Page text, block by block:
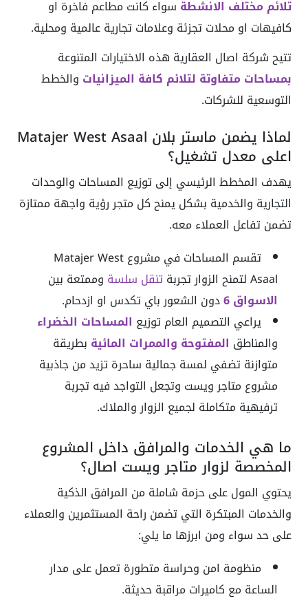
تلائم مختلف الانشطة سواء كانت مطاعم فاخرة او
كافيهات او محلات تجزئة وعلامات تجارية عالمية ومحلية.
تتيح شركة اصال العقارية هذه الاختيارات المتنوعة
بمساحات متفاوتة لتلائم كافة الميزانيات والخطط
التوسعية للشركات.
لماذا يضمن ماستر بلان Matajer West Asaal
اعلى معدل تشغيل؟
يهدف المخطط الرئيسي إلى توزيع المساحات والوحدات
التجارية والخدمية بشكل يمنح كل متجر رؤية واجهة ممتازة
تضمن تفاعل العملاء معه.
تقسم المساحات في مشروع Matajer West
Asaal لتمنح الزوار تجربة
تنقل سلسة وممتعة بين
الاسواق 6
دون الشعور باي تكدس او ازدحام.
يراعي التصميم العام توزيع المساحات الخضراء
والمناطق المفتوحة والممرات المائية بطريقة
متوازنة تضفي لمسة جمالية ساحرة تزيد من جاذبية
مشروع متاجر ويست وتجعل التواجد فيه تجربة
ترفيهية متكاملة لجميع الزوار والملاك.
ما هي الخدمات والمرافق داخل المشروع
المخصصة لزوار متاجر ويست اصال؟
يحتوي المول على حزمة شاملة من المرافق الذكية
والخدمات المبتكرة التي تضمن راحة المستثمرين والعملاء
على حد سواء ومن ابرزها ما يلي:
منظومة امن وحراسة متطورة تعمل على مدار
الساعة مع كاميرات مراقبة حديثة.